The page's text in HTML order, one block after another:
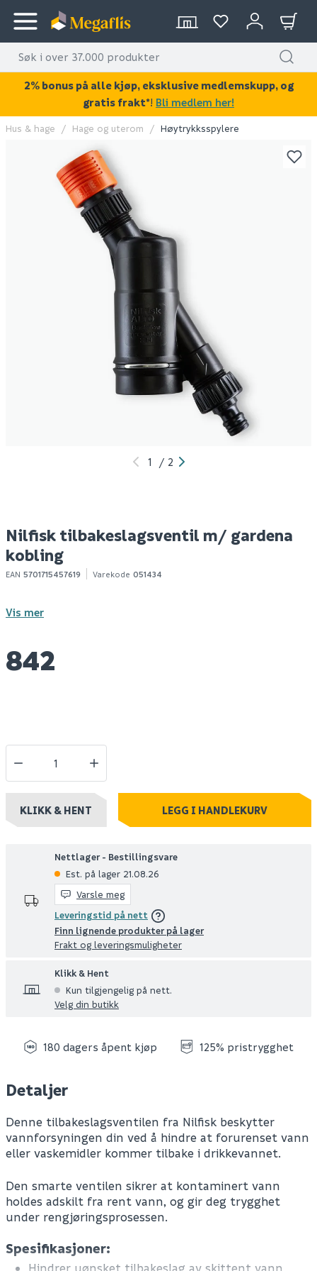
KAN DISSE VÆRE AV INTERESSE?
Gardena vannmåler
Nilfisk terrassevasker
power patio
928
Hus & hage Hage og uterom Høytrykksspylere
1 / 2
Nilfisk tilbakeslagsventil m/ gardena
kobling
EAN 5701715457619 Varekode 051434
Vis mer
842
KLIKK & HENT LEGG I HANDLEKURV
Nettlager - Bestillingsvare
Est. på lager 21.08.26
Varsle meg
Leveringstid på nett
Finn lignende produkter på lager
Frakt og leveringsmuligheter
Klikk & Hent
Kun tilgjengelig på nett.
Velg din butikk
180 dagers åpent kjøp 125% pristrygghet
Detaljer
Denne tilbakeslagsventilen fra Nilfisk beskytter
vannforsyningen din ved å hindre at forurenset vann
eller vaskemidler kommer tilbake i drikkevannet.
Den smarte ventilen sikrer at kontaminert vann
holdes adskilt fra rent vann, og gir deg trygghet
under rengjøringsprosessen.
Spesifikasjoner:
Hindrer uønsket tilbakeslag av skittent vann
2% bonus på alle kjøp, eksklusive medlemskupp, og
gratis frakt*! Bli medlem her!